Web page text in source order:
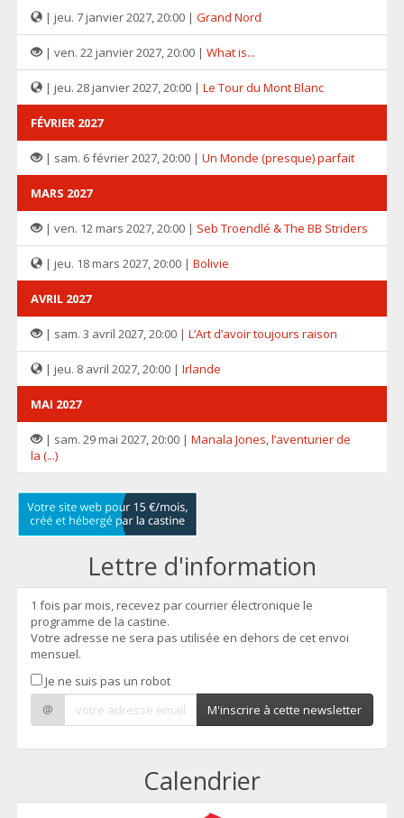
| jeu. 7 janvier 2027, 20:00 | Grand Nord
| ven. 22 janvier 2027, 20:00 | What is...
| jeu. 28 janvier 2027, 20:00 | Le Tour du Mont Blanc
FÉVRIER 2027
| sam. 6 février 2027, 20:00 | Un Monde (presque) parfait
MARS 2027
| ven. 12 mars 2027, 20:00 | Seb Troendlé & The BB Striders
| jeu. 18 mars 2027, 20:00 | Bolivie
AVRIL 2027
| sam. 3 avril 2027, 20:00 | L’Art d’avoir toujours raison
| jeu. 8 avril 2027, 20:00 | Irlande
MAI 2027
| sam. 29 mai 2027, 20:00 | Manala Jones, l’aventurier de
la (...)
Lettre d'information
1 fois par mois, recevez par courrier électronique le
programme de la castine.
Votre adresse ne sera pas utilisée en dehors de cet envoi
mensuel.
Je ne suis pas un robot
@
M'inscrire à cette newsletter
Calendrier